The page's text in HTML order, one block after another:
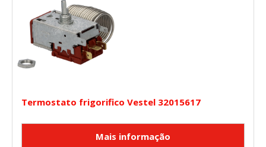
Termostato frigorifico Vestel 32015617